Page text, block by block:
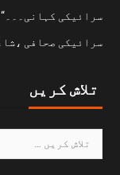
سرائیکی
سرائیکی صحافی
تلاش کریں